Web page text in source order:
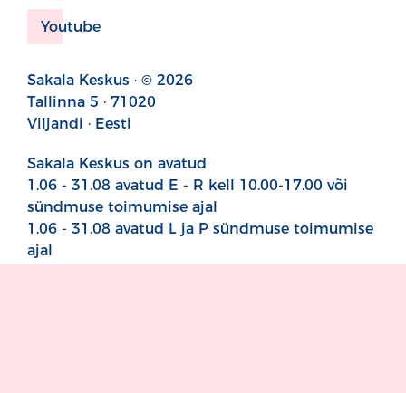
Youtube
Sakala Keskus · © 2026
Tallinna 5 · 71020
Viljandi · Eesti
Sakala Keskus on avatud
1.06 - 31.08 avatud E - R kell 10.00-17.00 või
sündmuse toimumise ajal
1.06 - 31.08 avatud L ja P sündmuse toimumise
ajal